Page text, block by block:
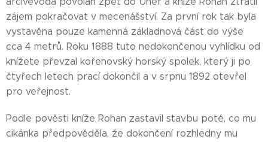
zájem pokračovat v mecenášství. Za první rok tak byla
vystavěna pouze kamenná základnová část do výše
cca 4 metrů. Roku 1888 tuto nedokončenou vyhlídku od
knížete převzal kořenovský horský spolek, který ji po
čtyřech letech prací dokončil a v srpnu 1892 otevřel
pro veřejnost.
Podle pověsti kníže Rohan zastavil stavbu poté, co mu
cikánka předpověděla, že dokončení rozhledny mu